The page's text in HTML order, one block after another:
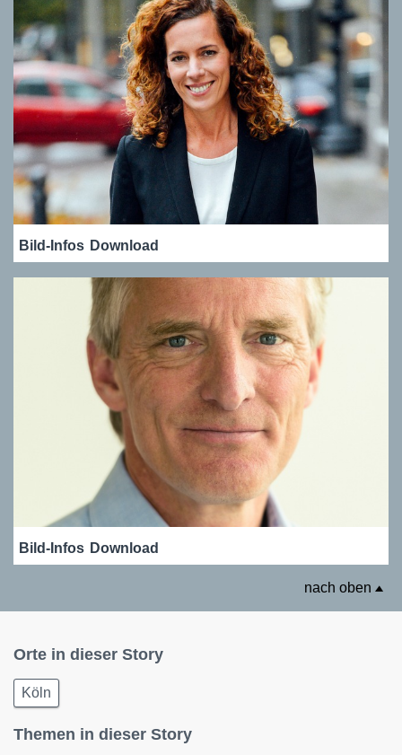
Bild-Infos Download
Bild-Infos Download
nach oben
Orte in dieser Story
Köln
Themen in dieser Story